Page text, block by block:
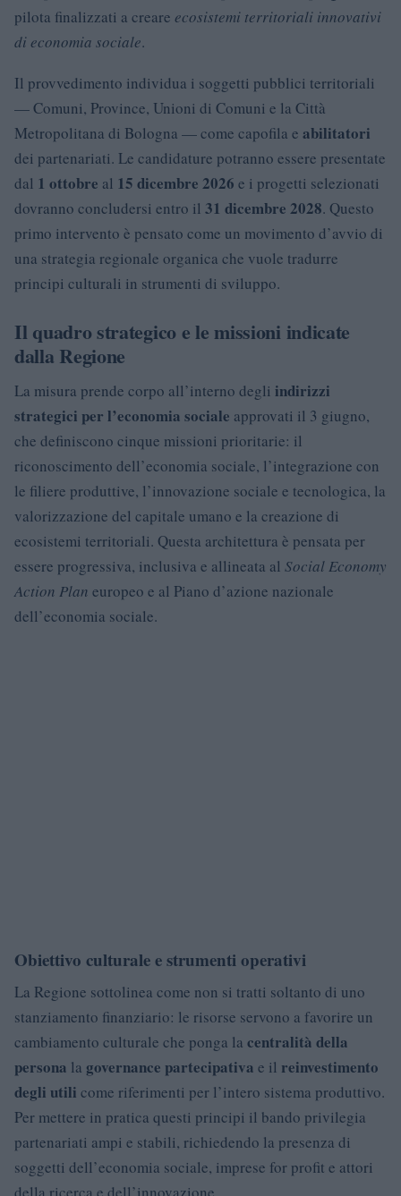
pilota finalizzati a creare ecosistemi territoriali innovativi
di economia sociale.
Il provvedimento individua i soggetti pubblici territoriali
— Comuni, Province, Unioni di Comuni e la Città
Metropolitana di Bologna — come capofila e abilitatori
dei partenariati. Le candidature potranno essere presentate
dal 1 ottobre al 15 dicembre 2026 e i progetti selezionati
dovranno concludersi entro il 31 dicembre 2028. Questo
primo intervento è pensato come un movimento d’avvio di
una strategia regionale organica che vuole tradurre
principi culturali in strumenti di sviluppo.
Il quadro strategico e le missioni indicate
dalla Regione
La misura prende corpo all’interno degli indirizzi
strategici per l’economia sociale approvati il 3 giugno,
che definiscono cinque missioni prioritarie: il
riconoscimento dell’economia sociale, l’integrazione con
le filiere produttive, l’innovazione sociale e tecnologica, la
valorizzazione del capitale umano e la creazione di
ecosistemi territoriali. Questa architettura è pensata per
essere progressiva, inclusiva e allineata al Social Economy
Action Plan europeo e al Piano d’azione nazionale
dell’economia sociale.
Obiettivo culturale e strumenti operativi
La Regione sottolinea come non si tratti soltanto di uno
stanziamento finanziario: le risorse servono a favorire un
cambiamento culturale che ponga la centralità della
persona la governance partecipativa e il reinvestimento
degli utili come riferimenti per l’intero sistema produttivo.
Per mettere in pratica questi principi il bando privilegia
partenariati ampi e stabili, richiedendo la presenza di
soggetti dell’economia sociale, imprese for profit e attori